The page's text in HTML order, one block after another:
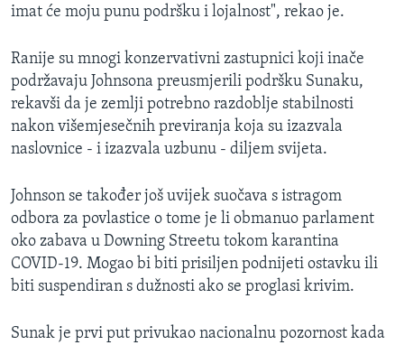
imat će moju punu podršku i lojalnost", rekao je.
Ranije su mnogi konzervativni zastupnici koji inače
podržavaju Johnsona preusmjerili podršku Sunaku,
rekavši da je zemlji potrebno razdoblje stabilnosti
nakon višemjesečnih previranja koja su izazvala
naslovnice - i izazvala uzbunu - diljem svijeta.
Johnson se također još uvijek suočava s istragom
odbora za povlastice o tome je li obmanuo parlament
oko zabava u Downing Streetu tokom karantina
COVID-19. Mogao bi biti prisiljen podnijeti ostavku ili
biti suspendiran s dužnosti ako se proglasi krivim.
Sunak je prvi put privukao nacionalnu pozornost kada